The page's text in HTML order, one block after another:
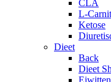
CLA
L-
Ketose
Dieet
Back
Dieet
Eiwitten